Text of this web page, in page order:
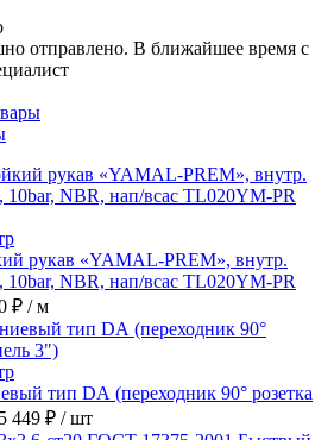
отправлено. В ближайшее время с
рукав «YAMAL-PREM», внутр.
NBR, нап/всас TL020YM-PR
₽ / м
тип DА (переходник 90° розетка
5 449 ₽ / шт